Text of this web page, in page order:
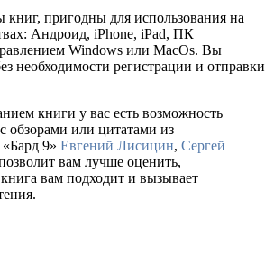
пригодны для использования на
Андроид, iPhone, iPad, ПК
Windows или MacOs. Вы
необходимости регистрации и отправки
книги у вас есть возможность
обзорами или цитатами из
9» Евгений Лисицин, Сергей
вам лучше оценить,
книга вам подходит и вызывает